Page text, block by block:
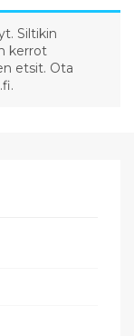
Siltikin
kerrot
etsit. Ota